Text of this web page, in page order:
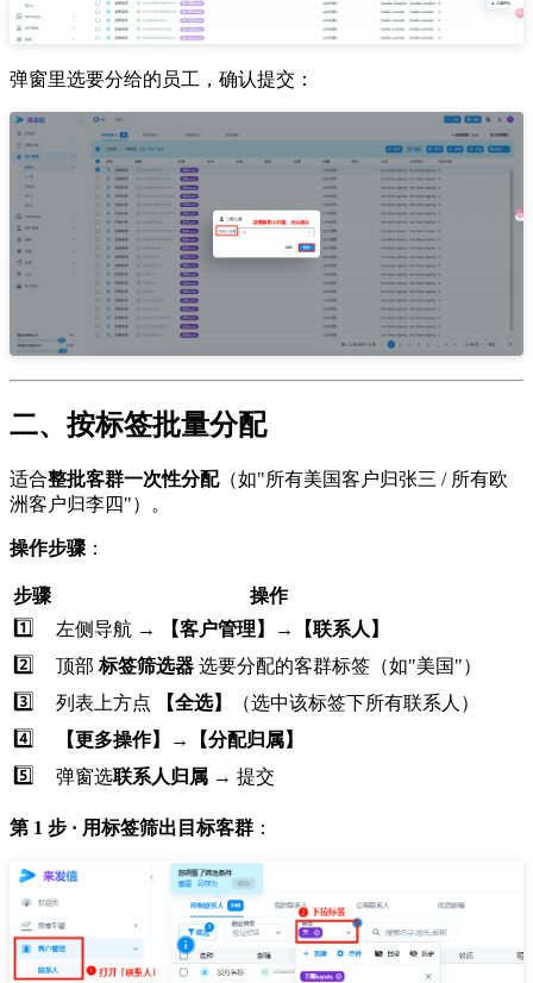
弹窗里选要分给的员工，确认提交：
二、按标签批量分配
适合整批客群一次性分配（如"所有美国客户归张三 / 所有欧
洲客户归李四"）。
操作步骤 ：
步骤
操作
1️⃣
左侧导航 →
【客户管理】→【联系人】
2️⃣
顶部 标签筛选器 选要分配的客群标签（如"美国"）
3️⃣
列表上方点 【全选】
（选中该标签下所有联系人）
4️⃣
【更多操作】→【分配归属】
5️⃣
弹窗选联系人归属 → 提交
第 1 步 · 用标签筛出目标客群 ：